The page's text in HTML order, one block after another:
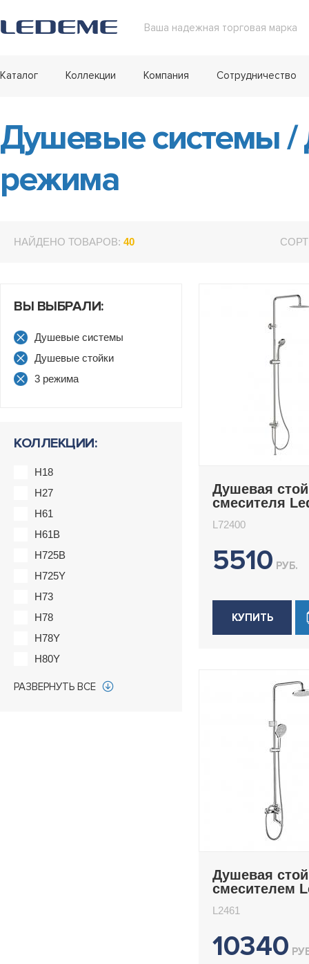
Ваша надежная торговая марка
Каталог Коллекции Компания Сотрудничество
Душевые системы/
режима
НАЙДЕНО ТОВАРОВ: 40
ВЫ ВЫБРАЛИ:
Душевые системы
Душевые стойки
3 режима
КОЛЛЕКЦИИ:
H18
H27
H61
H61B
H725B
H725Y
H73
H78
H78Y
H80Y
РАЗВЕРНУТЬ ВСЕ
Душевая
смесителя
L72400
5510 РУБ.
КУПИТЬ
Душевая
смесителем
L2461
10340